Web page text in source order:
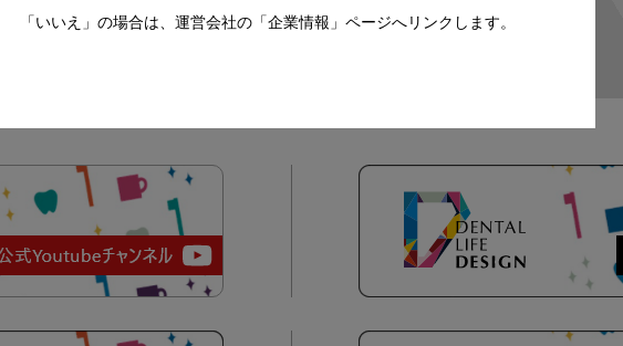
「いいえ」の場合は、運営会社の「企業情報」ページへリンクします。